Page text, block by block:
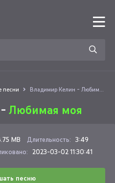
песни Владимир Келин - Любимая моя
Любимая моя
MB Длительность: 3:49
2023-03-02 11:30:41
песню